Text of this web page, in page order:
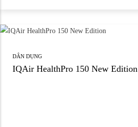
DÂN DỤNG
IQAir HealthPro 150 New Edition